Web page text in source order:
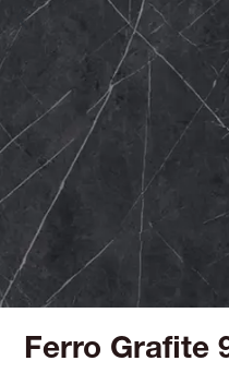
Ferro Grafite